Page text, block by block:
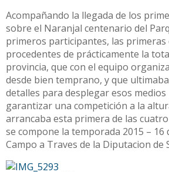
Acompañando la llegada de los
sobre el Naranjal centenario del
primeros participantes, las primeras
procedentes de prácticamente la
provincia, que con el equipo
desde bien temprano, y que
detalles para desplegar esos
garantizar una competición a la
arrancaba esta primera de las
se compone la temporada 2015 – 16
Campo a Traves de la Diputacion de